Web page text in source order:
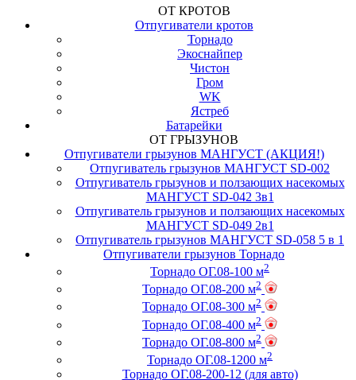
ОТ КРОТОВ
Отпугиватели кротов
Торнадо
Экоснайпер
Чистон
Гром
WK
Ястреб
Батарейки
ОТ ГРЫЗУНОВ
Отпугиватели грызунов МАНГУСТ (АКЦИЯ!)
Отпугиватель грызунов МАНГУСТ SD-002
Отпугиватель грызунов и ползающих насекомых
МАНГУСТ SD-042 3в1
Отпугиватель грызунов и ползающих насекомых
МАНГУСТ SD-049 2в1
Отпугиватель грызунов МАНГУСТ SD-058 5 в 1
Отпугиватели грызунов Торнадо
Торнадо ОГ.08-100 м2
Торнадо ОГ.08-200 м2
Торнадо ОГ.08-300 м2
Торнадо ОГ.08-400 м2
Торнадо ОГ.08-800 м2
Торнадо ОГ.08-1200 м2
Торнадо ОГ.08-200-12 (для авто)